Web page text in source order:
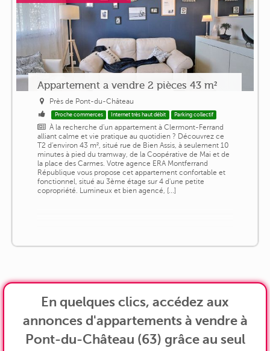
Appartement a vendre 2 pièces 43 m²
Près de Pont-du-Château
Proche commerces Internet très haut débit Parking collectif
À la recherche d'un appartement à Clermont-Ferrand
alliant calme et vie pratique au quotidien ? Découvrez ce
T2 d'environ 43 m², situé rue de Bien Assis, à seulement 10
minutes à pied du tramway, de la Coopérative de Mai et de
la place des Carmes. Votre agence ERA Montferrand
République vous propose cet appartement confortable et
fonctionnel, situé au 3ème étage sur 4 d'une petite
copropriété. Lumineux et bien agencé, [...]
En quelques clics, accédez aux
annonces d'appartements à vendre à
Pont-du-Château (63) grâce au seul